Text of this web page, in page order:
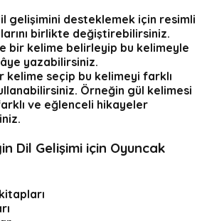
gelişimini desteklemek için resimli
birlikte değiştirebilirsiniz.
bir kelime belirleyip bu kelimeyle
yazabilirsiniz.
kelime seçip bu kelimeyi farklı
Örneğin gül kelimesi
ve eğlenceli hikayeler
Dil Gelişimi için Oyuncak